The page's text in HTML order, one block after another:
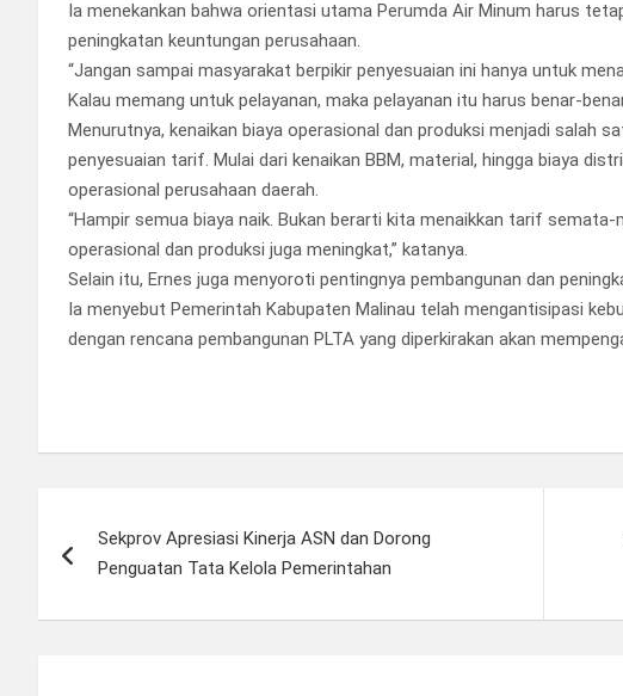
Ia menekankan bahwa orientasi utama Perumda Air Minum harus
peningkatan keuntungan perusahaan.
“Jangan sampai masyarakat berpikir penyesuaian ini hanya untuk
Kalau memang untuk pelayanan, maka pelayanan itu harus benar-
Menurutnya, kenaikan biaya operasional dan produksi menjadi salah
penyesuaian tarif. Mulai dari kenaikan BBM, material, hingga biaya
operasional perusahaan daerah.
“Hampir semua biaya naik. Bukan berarti kita menaikkan tarif
operasional dan produksi juga meningkat,” katanya.
Selain itu, Ernes juga menyoroti pentingnya pembangunan dan
Ia menyebut Pemerintah Kabupaten Malinau telah mengantisipasi
dengan rencana pembangunan PLTA yang diperkirakan akan
posSekprov Apresiasi Kinerja ASN dan Dorong
Penguatan Tata Kelola Pemerintahan